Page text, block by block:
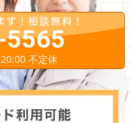
5565
不定休